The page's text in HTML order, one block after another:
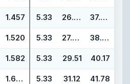
1.457 5.33 26.34 37.00
1.520 5.33 27.94 38.60
1.582 5.33 29.51 40.17
1.645 5.33 31.12 41.78